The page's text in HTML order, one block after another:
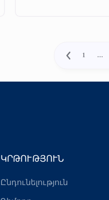
1 …
ԿՐԹՈՒԹՅՈՒՆ
Ընդունելություն